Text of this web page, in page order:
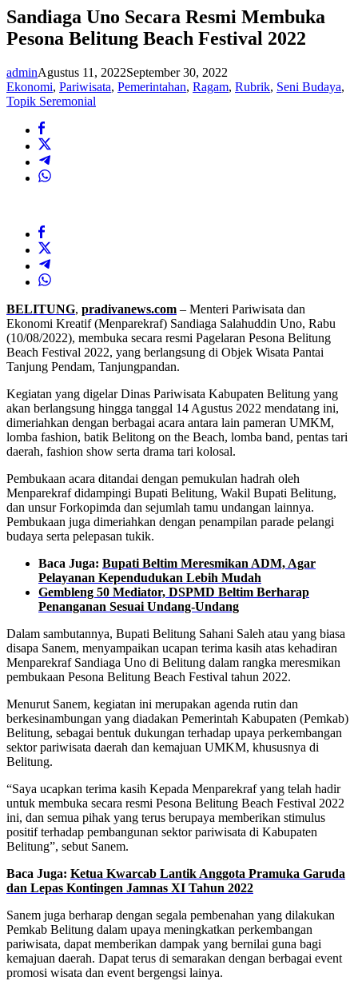
Sandiaga Uno Secara Resmi Membuka
Pesona Belitung Beach Festival 2022
adminAgustus 11, 2022September 30, 2022
Ekonomi, Pariwisata, Pemerintahan, Ragam, Rubrik, Seni Budaya,
Topik Seremonial
BELITUNG, pradivanews.com – Menteri Pariwisata dan
Ekonomi Kreatif (Menparekraf) Sandiaga Salahuddin Uno, Rabu
(10/08/2022), membuka secara resmi Pagelaran Pesona Belitung
Beach Festival 2022, yang berlangsung di Objek Wisata Pantai
Tanjung Pendam, Tanjungpandan.
Kegiatan yang digelar Dinas Pariwisata Kabupaten Belitung yang
akan berlangsung hingga tanggal 14 Agustus 2022 mendatang ini,
dimeriahkan dengan berbagai acara antara lain pameran UMKM,
lomba fashion, batik Belitong on the Beach, lomba band, pentas tari
daerah, fashion show serta drama tari kolosal.
Pembukaan acara ditandai dengan pemukulan hadrah oleh
Menparekraf didampingi Bupati Belitung, Wakil Bupati Belitung,
dan unsur Forkopimda dan sejumlah tamu undangan lainnya.
Pembukaan juga dimeriahkan dengan penampilan parade pelangi
budaya serta pelepasan tukik.
Baca Juga: Bupati Beltim Meresmikan ADM, Agar
Pelayanan Kependudukan Lebih Mudah
Gembleng 50 Mediator, DSPMD Beltim Berharap
Penanganan Sesuai Undang-Undang
Dalam sambutannya, Bupati Belitung Sahani Saleh atau yang biasa
disapa Sanem, menyampaikan ucapan terima kasih atas kehadiran
Menparekraf Sandiaga Uno di Belitung dalam rangka meresmikan
pembukaan Pesona Belitung Beach Festival tahun 2022.
Menurut Sanem, kegiatan ini merupakan agenda rutin dan
berkesinambungan yang diadakan Pemerintah Kabupaten (Pemkab)
Belitung, sebagai bentuk dukungan terhadap upaya perkembangan
sektor pariwisata daerah dan kemajuan UMKM, khususnya di
Belitung.
“Saya ucapkan terima kasih Kepada Menparekraf yang telah hadir
untuk membuka secara resmi Pesona Belitung Beach Festival 2022
ini, dan semua pihak yang terus berupaya memberikan stimulus
positif terhadap pembangunan sektor pariwisata di Kabupaten
Belitung”, sebut Sanem.
Baca Juga: Ketua Kwarcab Lantik Anggota Pramuka Garuda
dan Lepas Kontingen Jamnas XI Tahun 2022
Sanem juga berharap dengan segala pembenahan yang dilakukan
Pemkab Belitung dalam upaya meningkatkan perkembangan
pariwisata, dapat memberikan dampak yang bernilai guna bagi
kemajuan daerah. Dapat terus di semarakan dengan berbagai event
promosi wisata dan event bergengsi lainya.